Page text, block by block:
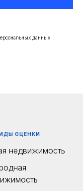
данных
ОЦЕНКИ
недвижимость